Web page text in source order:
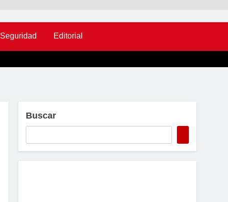
Seguridad Editorial
Buscar